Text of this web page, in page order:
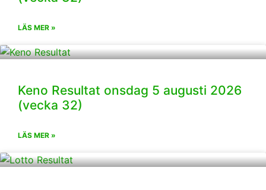
LÄS MER »
Keno Resultat onsdag 5 augusti 2026
(vecka 32)
LÄS MER »